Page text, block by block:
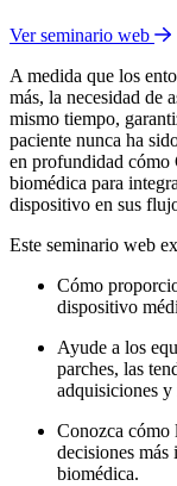
Ver seminario web
A medida que los
más, la necesidad de
mismo tiempo,
paciente nunca ha
en profundidad cómo
biomédica para
dispositivo en sus
Este seminario web
Cómo
dispositivo
Ayude a los
parches, las
adquisiciones y
Conozca cómo
decisiones más
biomédica.